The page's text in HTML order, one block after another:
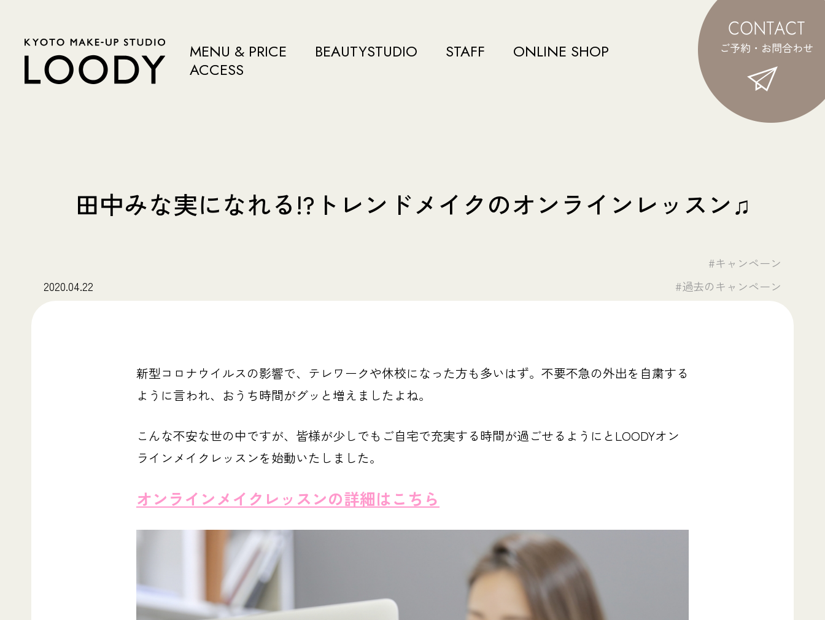
MENU & PRICE BEAUTYSTUDIO STAFF
ONLINE SHOP
ACCESS
田中みな実になれる!?トレンドメイクのオンラインレッスン♫
2020.04.22
#キャンペーン
#過去のキャンペーン
新型コロナウイルスの影響で、テレワークや休校になった方も多いはず。不要不急の外出を自粛する
ように言われ、おうち時間がグッと増えましたよね。
こんな不安な世の中ですが、皆様が少しでもご自宅で充実する時間が過ごせるようにとLOODYオン
ラインメイクレッスンを始動いたしました。
オンラインメイクレッスンの詳細はこちら